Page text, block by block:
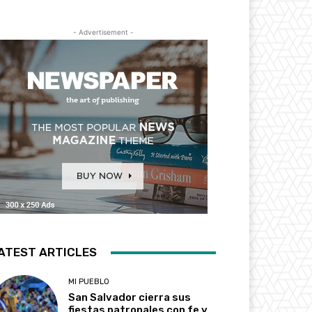
- Advertisement -
ARTICLES
MI PUEBLO
San Salvador cierra sus